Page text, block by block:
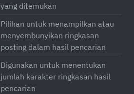
yang ditemukan
Pilihan untuk menampilkan atau
menyembunyikan ringkasan
posting dalam hasil pencarian
Digunakan untuk menentukan
jumlah karakter ringkasan hasil
pencarian